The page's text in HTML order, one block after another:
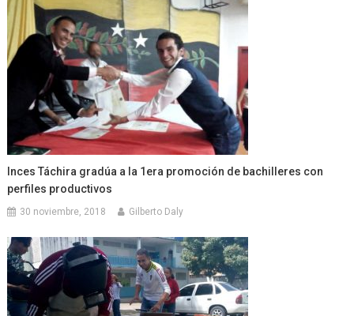
Inces Táchira gradúa a la 1era promoción de bachilleres con
perfiles productivos
30 noviembre, 2018 Gilberto Daly